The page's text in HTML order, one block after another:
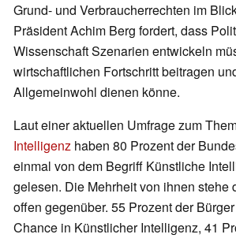
Grund- und Verbraucherrechten im
Präsident Achim Berg fordert, dass
Wissenschaft Szenarien entwickeln
wirtschaftlichen Fortschritt beitragen
Allgemeinwohl dienen könne.
Laut einer aktuellen Umfrage zum
Intelligenz haben 80 Prozent der
einmal von dem Begriff Künstliche
gelesen. Die Mehrheit von ihnen stehe
offen gegenüber. 55 Prozent der
Chance in Künstlicher Intelligenz, 41